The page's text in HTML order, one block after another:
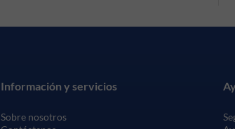
Información y servicios
Sobre nosotros